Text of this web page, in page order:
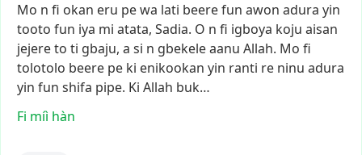
Mo n fi okan eru pewa lati beerefun awon adura yin
tooto fun iya mi atata, Sadia. O n fi igboya koju aisan
jejereto ti gbaju, a si n gbekeleaanu Allah. Mo fi
tolotolo beere pe ki enikookan yin ranti re ninu adura
yin fun shifa pipe. Ki Allah buk…
Fi míì hàn